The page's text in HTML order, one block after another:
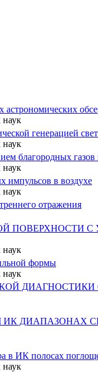
наук
генерацией
наук
благородных газов
наук
импульсов в воздухе
наук
отражения
ПОВЕРХНОСТИ С
наук
формы
наук
ДИАГНОСТИКИ
ДИАПАЗОНАХ
в ИК полосах
наук